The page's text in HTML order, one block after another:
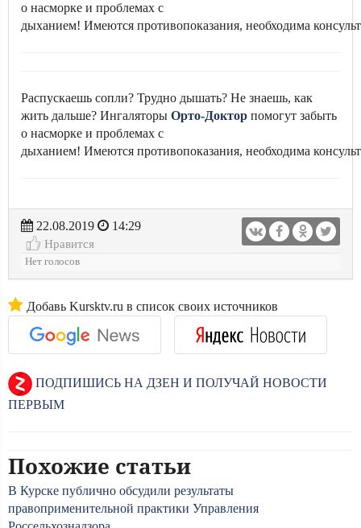
о насморке и проблемах с
дыханием! Имеются противопоказания, необходима
Распускаешь сопли? Трудно дышать? Не знаешь, как
жить дальше? Ингаляторы Орто-Доктор помогут забыть
о насморке и проблемах с
дыханием! Имеются противопоказания, необходима
22.08.2019
14:29
Нравится
Нет голосов
Добавь Kursktv.ru в список своих источников
ПОДПИШИСЬ НА ДЗЕН И ПОЛУЧАЙ НОВОСТИ
ПЕРВЫМ
Похожие статьи
В Курске публично обсудили результаты
правоприменительной практики Управления